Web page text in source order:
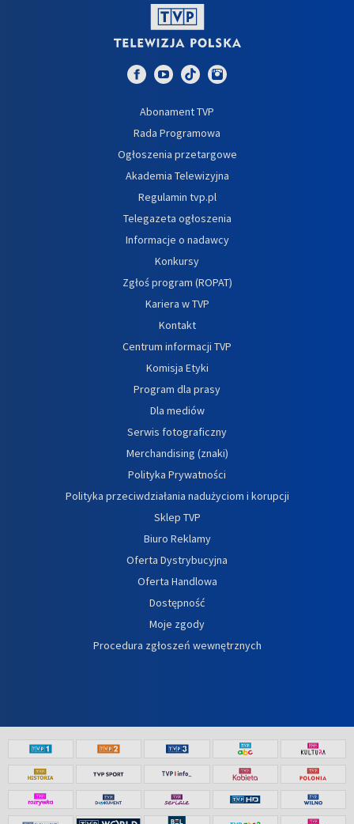
Abonament TVP
Rada Programowa
Ogłoszenia przetargowe
Akademia Telewizyjna
Regulamin tvp.pl
Telegazeta ogłoszenia
Informacje o nadawcy
Konkursy
Zgłoś program (ROPAT)
Kariera w TVP
Kontakt
Centrum informacji TVP
Komisja Etyki
Program dla prasy
Dla mediów
Serwis fotograficzny
Merchandising (znaki)
Polityka Prywatności
Polityka przeciwdziałania nadużyciom i korupcji
Sklep TVP
Biuro Reklamy
Oferta Dystrybucyjna
Oferta Handlowa
Dostępność
Moje zgody
Procedura zgłoszeń wewnętrznych